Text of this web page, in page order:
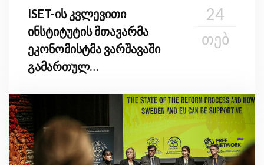
ISET-ის კვლევითი
ინსტიტუტის მთავარმა
ეკონომისტმა ვარშავაში
გამართულ
კონფერენციაში მიიღო
მონაწილეობა
24
ᲗᲔᲑ